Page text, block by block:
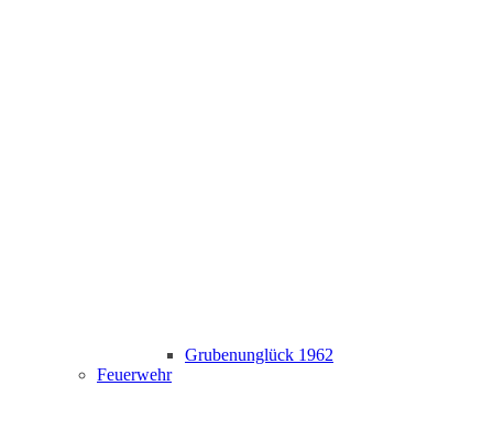
Grubenunglück 1962
Feuerwehr